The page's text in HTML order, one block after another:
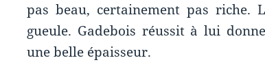
pas beau, certainement pas riche.
gueule. Gadebois réussit à lui
une belle épaisseur.